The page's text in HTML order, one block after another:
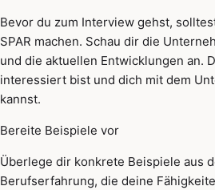
Bevor du zum Interview gehst,
SPAR machen. Schau dir die
und die aktuellen Entwicklungen an.
interessiert bist und dich mit dem
kannst.
Bereite Beispiele vor
Überlege dir konkrete Beispiele aus
Berufserfahrung, die deine